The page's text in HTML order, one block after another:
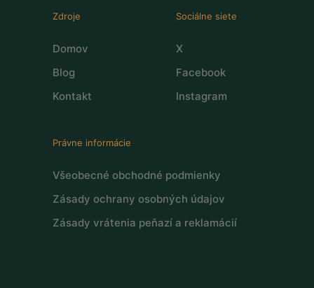
Zdroje
Domov
Blog
Kontakt
Sociálne siete
X
Facebook
Instagram
Právne informácie
Všeobecné obchodné podmienky
Zásady ochrany osobných údajov
Zásady vrátenia peňazí a reklamácií